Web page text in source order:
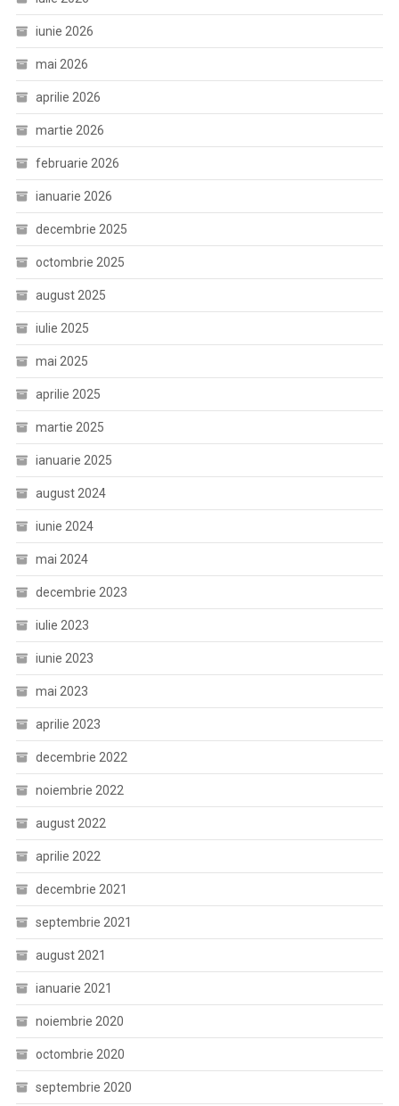
iunie 2026
mai 2026
aprilie 2026
martie 2026
februarie 2026
ianuarie 2026
decembrie 2025
octombrie 2025
august 2025
iulie 2025
mai 2025
aprilie 2025
martie 2025
ianuarie 2025
august 2024
iunie 2024
mai 2024
decembrie 2023
iulie 2023
iunie 2023
mai 2023
aprilie 2023
decembrie 2022
noiembrie 2022
august 2022
aprilie 2022
decembrie 2021
septembrie 2021
august 2021
ianuarie 2021
noiembrie 2020
octombrie 2020
septembrie 2020